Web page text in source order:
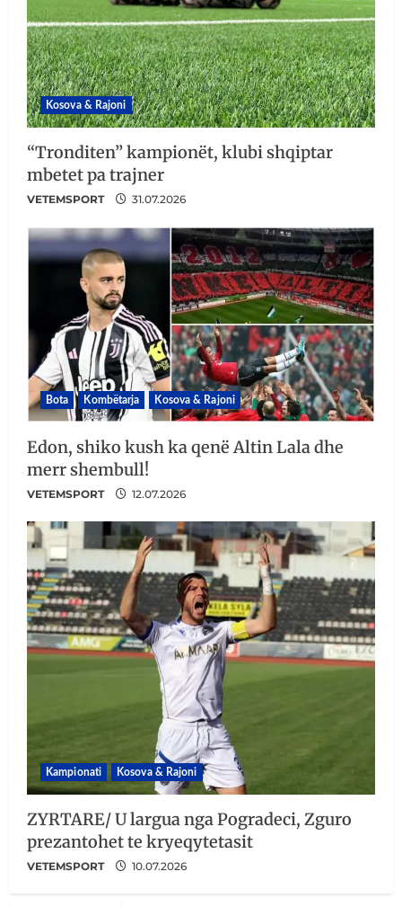
Kosova & Rajoni
“Tronditen” kampionët, klubi shqiptar
mbetet pa trajner
VETEMSPORT 31.07.2026
Bota Kombëtarja Kosova & Rajoni
Edon, shiko kush ka qenë Altin Lala dhe
merr shembull!
VETEMSPORT 12.07.2026
Kampionati Kosova & Rajoni
ZYRTARE/ U largua nga Pogradeci, Zguro
prezantohet te kryeqytetasit
VETEMSPORT 10.07.2026